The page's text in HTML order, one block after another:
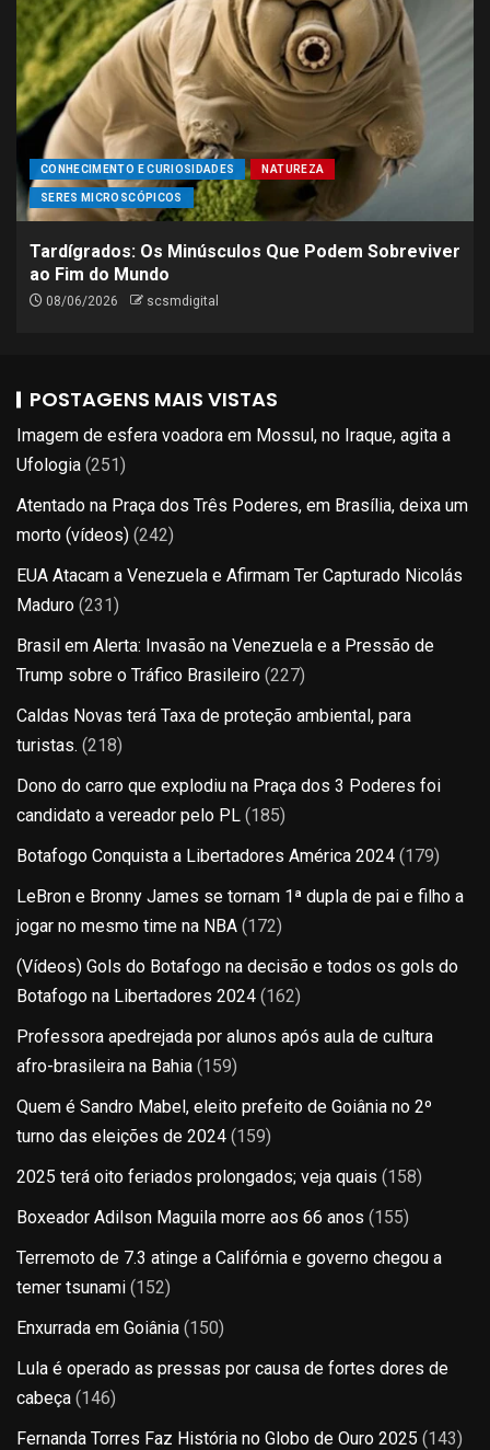
CONHECIMENTO E CURIOSIDADES NATUREZA
SERES MICROSCÓPICOS
Tardígrados: Os Minúsculos Que Podem Sobreviver
ao Fim do Mundo
08/06/2026 scsmdigital
POSTAGENS MAIS VISTAS
Imagem de esfera voadora em Mossul, no Iraque, agita a
Ufologia (251)
Atentado na Praça dos Três Poderes, em Brasília, deixa um
morto (vídeos) (242)
EUA Atacam a Venezuela e Afirmam Ter Capturado Nicolás
Maduro (231)
Brasil em Alerta: Invasão na Venezuela e a Pressão de
Trump sobre o Tráfico Brasileiro (227)
Caldas Novas terá Taxa de proteção ambiental, para
turistas. (218)
Dono do carro que explodiu na Praça dos 3 Poderes foi
candidato a vereador pelo PL (185)
Botafogo Conquista a Libertadores América 2024 (179)
LeBron e Bronny James se tornam 1ª dupla de pai e filho a
jogar no mesmo time na NBA (172)
(Vídeos) Gols do Botafogo na decisão e todos os gols do
Botafogo na Libertadores 2024 (162)
Professora apedrejada por alunos após aula de cultura
afro-brasileira na Bahia (159)
Quem é Sandro Mabel, eleito prefeito de Goiânia no 2º
turno das eleições de 2024 (159)
2025 terá oito feriados prolongados; veja quais (158)
Boxeador Adilson Maguila morre aos 66 anos (155)
Terremoto de 7.3 atinge a Califórnia e governo chegou a
temer tsunami (152)
Enxurrada em Goiânia (150)
Lula é operado as pressas por causa de fortes dores de
cabeça (146)
Fernanda Torres Faz História no Globo de Ouro 2025 (143)